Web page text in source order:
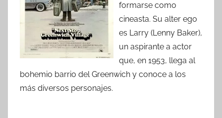
formarse como
cineasta. Su alter ego
es Larry (Lenny Baker),
un aspirante a actor
que, en 1953, llega al
bohemio barrio del Greenwich y conoce a los
más diversos personajes.